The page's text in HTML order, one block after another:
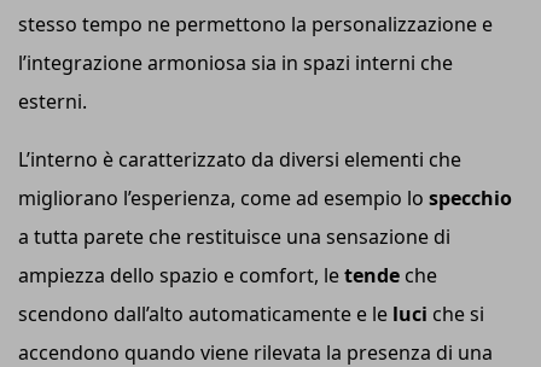
stesso tempo ne permettono la personalizzazione e
l’integrazione armoniosa sia in spazi interni che
esterni.
L’interno è caratterizzato da diversi elementi che
migliorano l’esperienza, come ad esempio lo specchio
a tutta parete che restituisce una sensazione di
ampiezza dello spazio e comfort, letende che
scendono dall’alto automaticamente e le luci che si
accendono quando viene rilevata la presenza di una